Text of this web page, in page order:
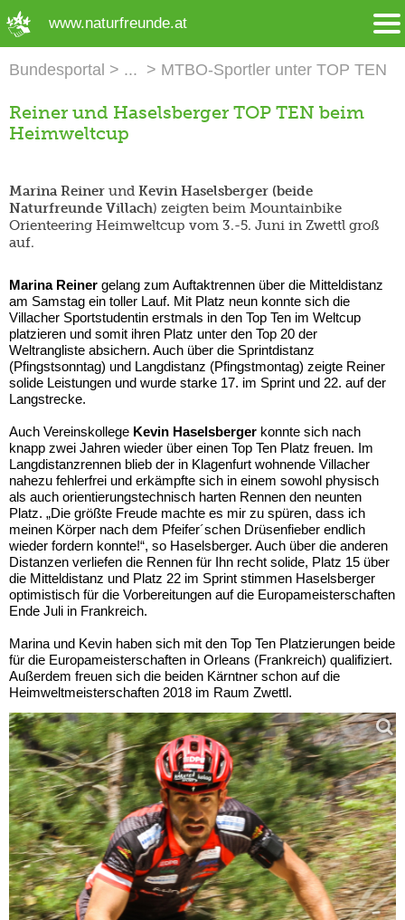
www.naturfreunde.at
Bundesportal MTBO-Sportler unter TOP TEN
Reiner und Haselsberger TOP TEN beim
Heimweltcup
Marina Reiner und Kevin Haselsberger (beide
Naturfreunde Villach) zeigten beim Mountainbike
Orienteering Heimweltcup vom 3.-5. Juni in Zwettl groß
auf.
Marina Reiner gelang zum Auftaktrennen über die Mitteldistanz
am Samstag ein toller Lauf. Mit Platz neun konnte sich die
Villacher Sportstudentin erstmals in den Top Ten im Weltcup
platzieren und somit ihren Platz unter den Top 20 der
Weltrangliste absichern. Auch über die Sprintdistanz
(Pfingstsonntag) und Langdistanz (Pfingstmontag) zeigte Reiner
solide Leistungen und wurde starke 17. im Sprint und 22. auf der
Langstrecke.
Auch Vereinskollege Kevin Haselsberger konnte sich nach
knapp zwei Jahren wieder über einen Top Ten Platz freuen. Im
Langdistanzrennen blieb der in Klagenfurt wohnende Villacher
nahezu fehlerfrei und erkämpfte sich in einem sowohl physisch
als auch orientierungstechnisch harten Rennen den neunten
Platz. „Die größte Freude machte es mir zu spüren, dass ich
meinen Körper nach dem Pfeifer´schen Drüsenfieber endlich
wieder fordern konnte!“, so Haselsberger. Auch über die anderen
Distanzen verliefen die Rennen für Ihn recht solide, Platz 15 über
die Mitteldistanz und Platz 22 im Sprint stimmen Haselsberger
optimistisch für die Vorbereitungen auf die Europameisterschaften
Ende Juli in Frankreich.
Marina und Kevin haben sich mit den Top Ten Platzierungen beide
für die Europameisterschaften in Orleans (Frankreich) qualifiziert.
Außerdem freuen sich die beiden Kärntner schon auf die
Heimweltmeisterschaften 2018 im Raum Zwettl.